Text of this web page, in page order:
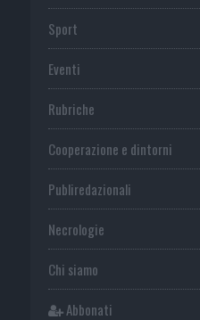
Sport
Eventi
Rubriche
Cooperazione e dintorni
Publiredazionali
Necrologie
Chi siamo
Abbonati